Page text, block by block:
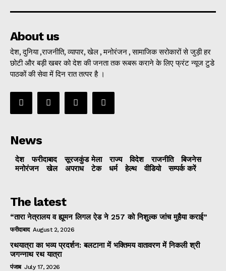
About us
देश, दुनिया ,राजनीति, व्यापार, खेल , मनोरंजन , सामाजिक सरोकारों से जुड़ी हर
छोटी और बड़ी खबर को देश की जनता तक रूबरू कराने के लिए फ्रंट न्यूज टुडे
पाठकों की सेवा में दिन रात तत्पर है ।
News
देश फरीदाबाद सूरजकुंड मेला राज्‍य विदेश राजनीति
बिजनेस
मनोरंजन
खेल अपराध टेक धर्म हेल्थ वीडियो सम्पर्क करें
The latest
“तारा नेत्रालय व ह्यूमन लिगल ऐड ने 257 को निशुल्क जांच मुहैया कराई”
फरीदाबाद August 2, 2026
रथयात्रा का भव्य प्रदर्शन: बलटाना में भक्तिमय वातावरण में निकली श्री
जगन्नाथ रथ यात्रा
पंजाब July 17, 2026